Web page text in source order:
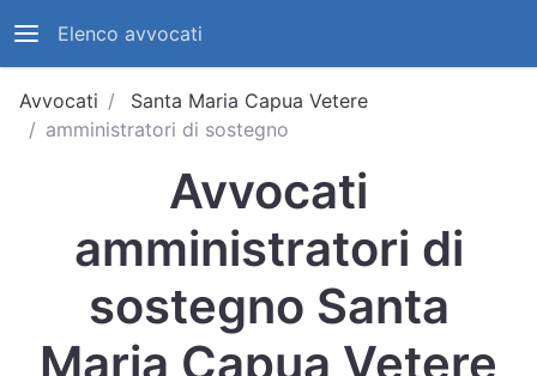
Elenco avvocati
Avvocati
Santa Maria Capua Vetere
amministratori di sostegno
Avvocati
amministratori di
sostegno Santa
Maria Capua Vetere